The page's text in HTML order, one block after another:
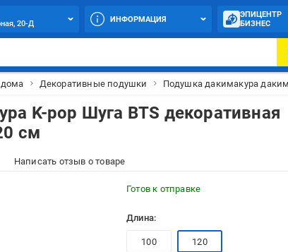
20-Д
ИНФОРМАЦИЯ
ЭПИЦЕНТР
БИЗНЕС
дома Декоративные подушки Подушка дакимакура
K-pop Шуга BTS декоративная
см
Написать отзыв о товаре
Готов к отправке
Длина:
100 120